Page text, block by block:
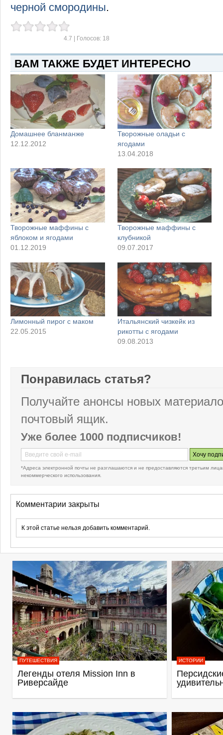
черной смородины.
4.7 | Голосов: 18
ВАМ ТАКЖЕ БУДЕТ ИНТЕРЕСНО
Домашнее бланманже
12.12.2012
Творожные оладьи с
ягодами
13.04.2018
Творожные маффины с
яблоком и ягодами
01.12.2019
Творожные маффины с
клубникой
09.07.2017
Лимонный пирог с маком
22.05.2015
Итальянский чизкейк из
рикотты с ягодами
09.08.2013
Понравилась статья?
Получайте анонсы новых
почтовый ящик.
Уже более 1000 подписчиков!
*Адреса электронной почты не разглашаются и не предоставляются третьим
некоммерческого использования.
Комментарии закрыты
К этой статье нельзя добавить комментарий.
ПУТЕШЕСТВИЯ
Легенды отеля Mission Inn в
Риверсайде
ИСТОРИИ